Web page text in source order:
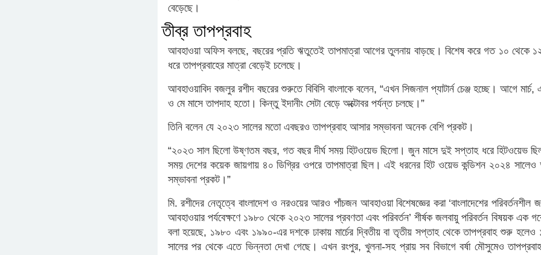
বেড়েছে।
তীব্র তাপপ্রবাহ
আবহাওয়া অফিস বলছে, বছরের প্রতি ঋতুতেই তাপমাত্রা আগের তুলনায় বাড়ছে। বিশেষ করে গত ১০ থেকে
ধরে তাপপ্রবাহের মাত্রা বেড়েই চলেছে।
আবহাওয়াবিদ বজলুর রশীদ বছরের শুরুতে বিবিসি বাংলাকে বলেন, “এখন সিজনাল প্যাটার্ন চেঞ্জ হচ্ছে। আগে মার্চ,
ও মে মাসে তাপদাহ হতো। কিন্তু ইদানীং সেটা বেড়ে অক্টোবর পর্যন্ত চলছে।”
তিনি বলেন যে ২০২৩ সালের মতো এবছরও তাপপ্রবাহ আসার সম্ভাবনা অনেক বেশি প্রকট।
“২০২৩ সাল ছিলো উষ্ণতম বছর, গত বছর দীর্ঘ সময় হিটওয়েভ ছিলো। জুন মাসে দুই সপ্তাহ ধরে হিটওয়েভ
সময় দেশের কয়েক জায়গায় ৪০ ডিগ্রির ওপরে তাপমাত্রা ছিল। এই ধরনের হিট ওয়েভ কন্ডিশন ২০২৪
সম্ভাবনা প্রকট।”
মি. রশীদের নেতৃত্বে বাংলাদেশ ও নরওয়ের আরও পাঁচজন আবহাওয়া বিশেষজ্ঞের করা ‘বাংলাদেশের পরিবর্তনশীল
আবহাওয়ার পর্যবেক্ষণে ১৯৮০ থেকে ২০২৩ সালের প্রবণতা এবং পরিবর্তন’ শীর্ষক জলবায়ু পরিবর্তন বিষয়ক এক
বলা হয়েছে, ১৯৮০ এবং ১৯৯০-এর দশকে ঢাকায় মার্চের দ্বিতীয় বা তৃতীয় সপ্তাহ থেকে তাপপ্রবাহ শুরু
সালের পর থেকে এতে ভিন্নতা দেখা গেছে। এখন রংপুর, খুলনা-সহ প্রায় সব বিভাগে বর্ষা মৌসুমেও